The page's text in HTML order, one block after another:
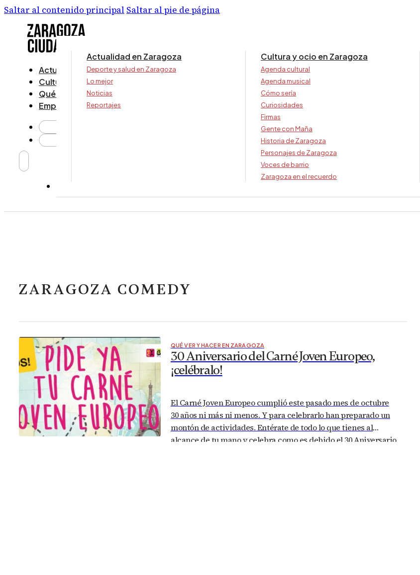
Saltar al contenido principal Saltar al pie de página
Actualidad
Cultura y ocio
Qué ver y hacer
Empresa
Actualidad en Zaragoza
Deporte y salud en Zaragoza
Lo mejor
Noticias
Reportajes
Cultura y ocio en Zaragoza
Agenda cultural
Agenda musical
Cómo sería
Curiosidades
Firmas
Gente con Maña
Historia de Zaragoza
Personajes de Zaragoza
Voces de barrio
Zaragoza en el recuerdo
ZARAGOZA COMEDY
QUÉ VER Y HACER EN ZARAGOZA
30 Aniversario del Carné Joven Europeo,
¡celébralo!
El Carné Joven Europeo cumplió este pasado mes de octubre
30 años ni más ni menos. Y para celebrarlo han preparado un
montón de actividades. Entérate de todo lo que tienes al
alcance de tu mano y celebra como es debido el 30 Aniversario